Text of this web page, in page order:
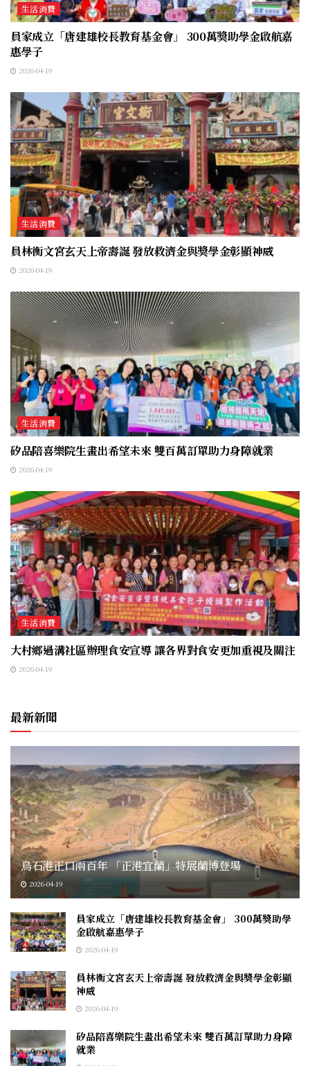
生活消費
員家成立「唐建雄校長教育基金會」 300萬獎助學金啟航嘉
惠學子
2026-04-19
生活消費
員林衡文宮玄天上帝壽誕 發放救濟金與獎學金彰顯神威
2026-04-19
生活消費
矽品陪喜樂院生畫出希望未來 雙百萬訂單助力身障就業
2026-04-19
生活消費
大村鄉過溝社區辦理食安宣導 讓各界對食安更加重視及關注
2026-04-19
最新新聞
烏石港正口兩百年 「正港宜蘭」特展蘭博登場
2026-04-19
員家成立「唐建雄校長教育基金會」 300萬獎助學
金啟航嘉惠學子
2026-04-19
員林衡文宮玄天上帝壽誕 發放救濟金與獎學金彰顯
神威
2026-04-19
矽品陪喜樂院生畫出希望未來 雙百萬訂單助力身障
就業